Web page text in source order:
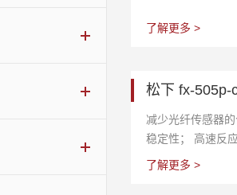
了解更多 >
松下 fx-505p-
减少光纤传感器
稳定性； 高速反
束，使检测区域
了解更多 >